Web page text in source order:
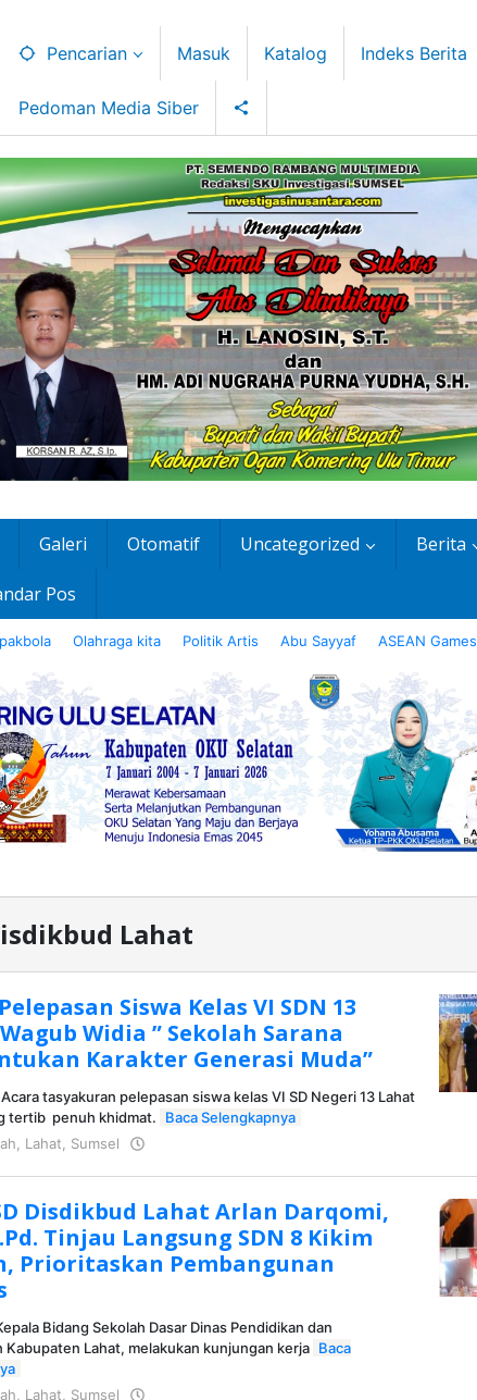
Pencarian Masuk Katalog Indeks Berita
Pedoman Media Siber
Galeri Otomatif Uncategorized Berita
Pos
Olahraga kita Politik Artis Abu Sayyaf ASEAN Games
Lahat
Siswa Kelas VI SDN 13
Widia ” Sekolah Sarana
Karakter Generasi Muda”
tasyakuran pelepasan siswa kelas VI SD Negeri 13 Lahat
tertib penuh khidmat.
Baca Selengkapnya
, Lahat, Sumsel
Disdikbud Lahat Arlan Darqomi,
Tinjau Langsung SDN 8 Kikim
Prioritaskan Pembangunan
Bidang Sekolah Dasar Dinas Pendidikan dan
Kabupaten Lahat, melakukan kunjungan kerja Baca
, Lahat, Sumsel